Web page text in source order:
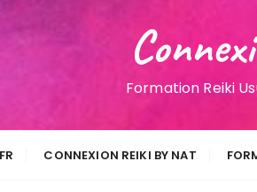
Formation Reiki
CONNEXION REIKI BY NAT